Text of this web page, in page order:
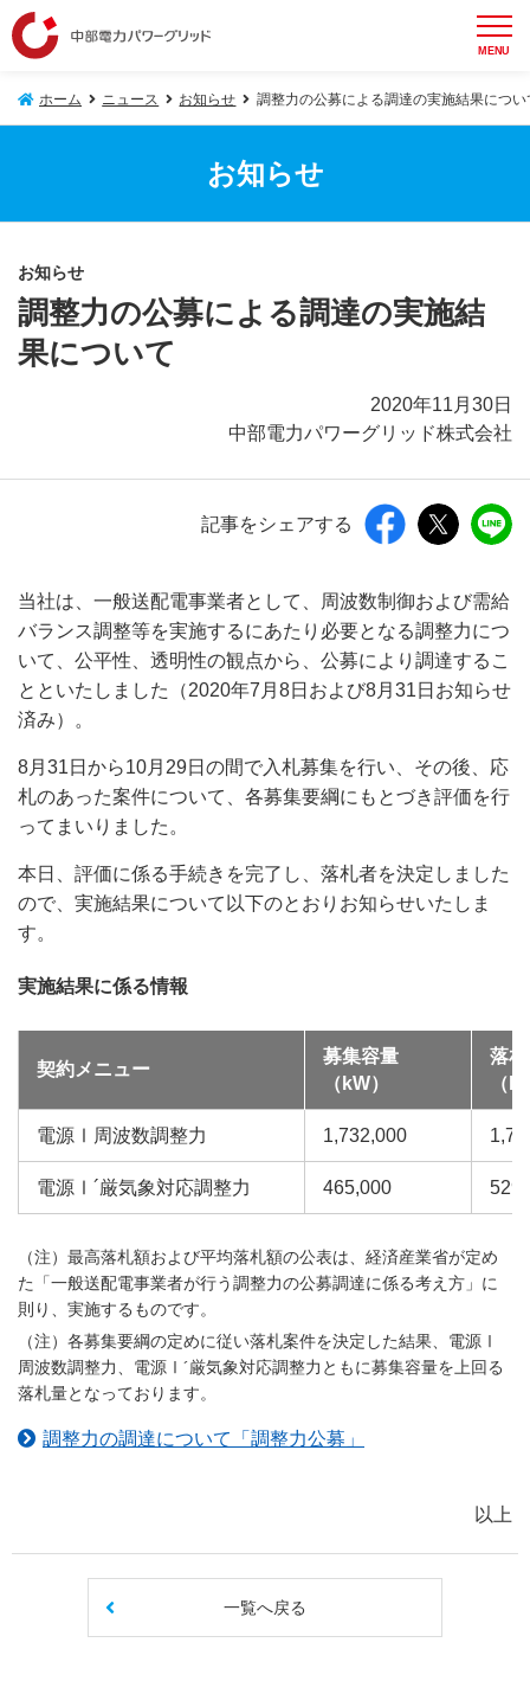
MENU
ホーム ニュース お知らせ 調整力の公募による調達の実施結果につい
お知らせ
お知らせ
調整力の公募による調達の実施結
果について
2020年11月30日
中部電力パワーグリッド株式会社
記事をシェアする
当社は、一般送配電事業者として、周波数制御および需給
バランス調整等を実施するにあたり必要となる調整力につ
いて、公平性、透明性の観点から、公募により調達するこ
とといたしました（2020年7月8日および8月31日お知らせ
済み）。
8月31日から10月29日の間で入札募集を行い、その後、応
札のあった案件について、各募集要綱にもとづき評価を行
ってまいりました。
本日、評価に係る手続きを完了し、落札者を決定しました
ので、実施結果について以下のとおりお知らせいたしま
す。
実施結果に係る情報
契約メニュー
募集容量
（kW）
落
（
電源Ⅰ周波数調整力 1,732,000
電源Ⅰ´厳気象対応調整力 465,000
（注）最高落札額および平均落札額の公表は、経済産業省が定め
た「一般送配電事業者が行う調整力の公募調達に係る考え方」に
則り、実施するものです。
（注）各募集要綱の定めに従い落札案件を決定した結果、電源Ⅰ
周波数調整力、電源Ⅰ´厳気象対応調整力ともに募集容量を上回る
落札量となっております。
調整力の調達について「調整力公募」
以上
一覧へ戻る